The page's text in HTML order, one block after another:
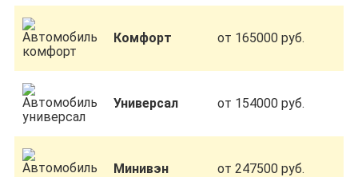
Комфорт от 165000 руб.
Универсал от 154000 руб.
Минивэн от 247500 руб.